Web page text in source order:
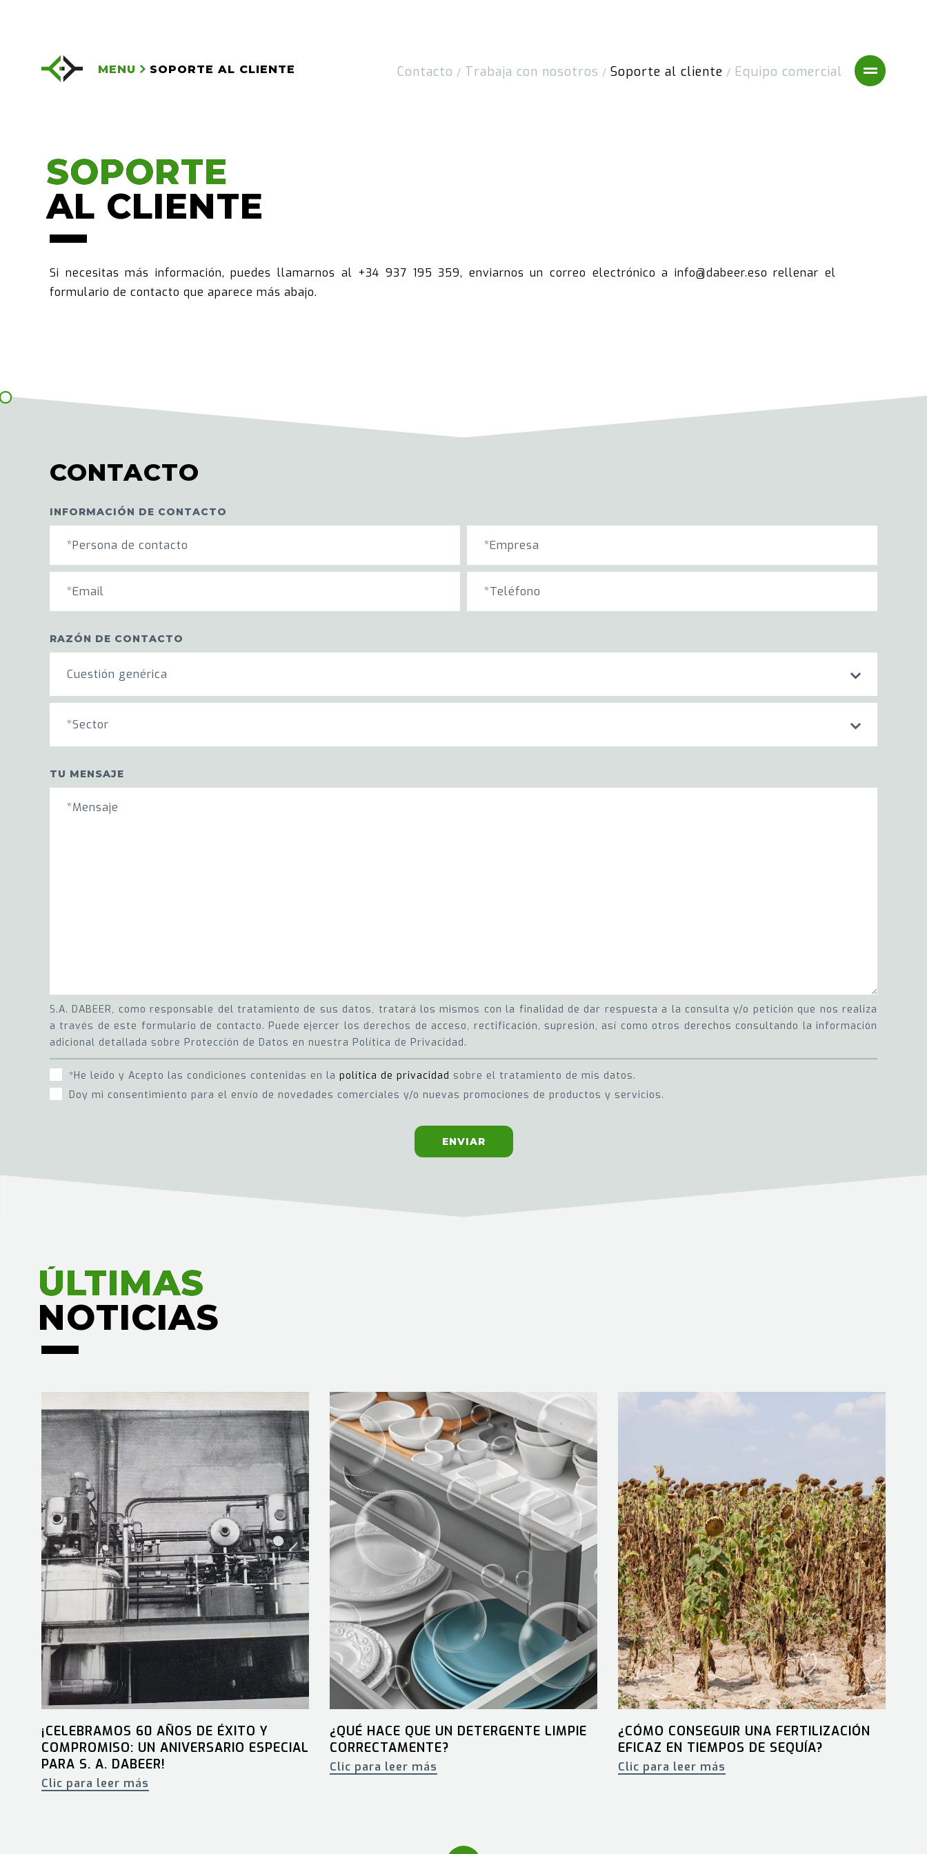
MENU SOPORTE AL CLIENTE Contacto / Trabaja con nosotros / Soporte al cliente / Equipo comercial
SOPORTE
AL CLIENTE
SOPORTE
AL CLIENTE
Si necesitas más información, puedes llamarnos al +34 937 195 359, enviarnos un correo electrónico a info@dabeer.eso rellenar el
formulario de contacto que aparece más abajo.
CONTACTO
INFORMACIÓN DE CONTACTO
RAZÓN DE CONTACTO
Cuestión genérica
*Sector
TU MENSAJE
S.A. DABEER, como responsable del tratamiento de sus datos, tratará los mismos con la finalidad de dar respuesta a la consulta y/o petición que nos realiza
a través de este formulario de contacto. Puede ejercer los derechos de acceso, rectificación, supresión, así como otros derechos consultando la información
adicional detallada sobre Protección de Datos en nuestra Política de Privacidad.
*He leído y Acepto las condiciones contenidas en la política de privacidad sobre el tratamiento de mis datos.
Doy mi consentimiento para el envío de novedades comerciales y/o nuevas promociones de productos y servicios.
ENVIAR
ÚLTIMAS
NOTICIAS
ÚLTIMAS
NOTICIAS
¡CELEBRAMOS 60 AÑOS DE ÉXITO Y
COMPROMISO: UN ANIVERSARIO ESPECIAL
PARA S. A. DABEER!
Clic para leer más
¿QUÉ HACE QUE UN DETERGENTE LIMPIE
CORRECTAMENTE?
Clic para leer más
¿CÓMO CONSEGUIR UNA FERTILIZACIÓN
EFICAZ EN TIEMPOS DE SEQUÍA?
Clic para leer más